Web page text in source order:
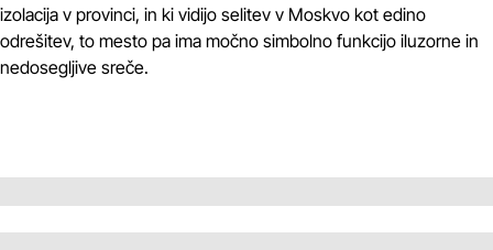
izolacija v provinci, in ki vidijo selitev v Moskvo kot edino
odrešitev, to mesto pa ima močno simbolno funkcijo iluzorne in
nedosegljive sreče.